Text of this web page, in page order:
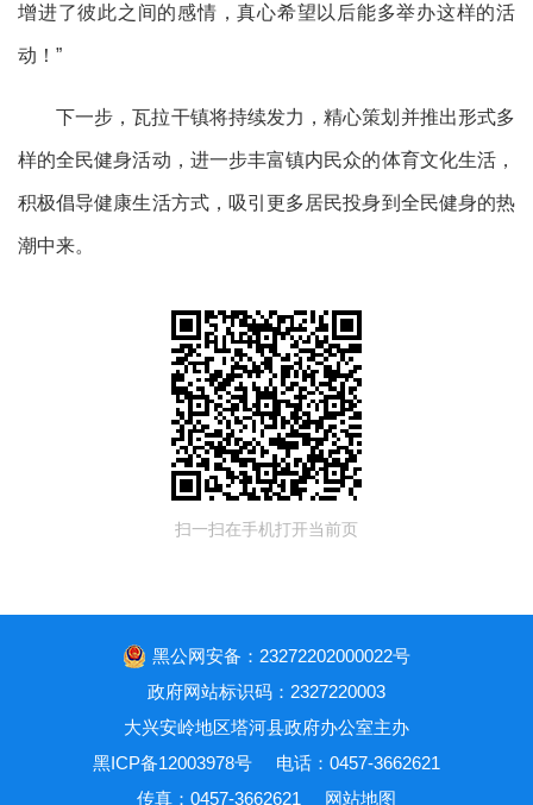
增进了彼此之间的感情，真心希望以后能多举办这样的活
动！”
下一步，瓦拉干镇将持续发力，精心策划并推出形式多
样的全民健身活动，进一步丰富镇内民众的体育文化生活，
积极倡导健康生活方式，吸引更多居民投身到全民健身的热
潮中来。
扫一扫在手机打开当前页
黑公网安备：23272202000022号
政府网站标识码：2327220003
大兴安岭地区塔河县政府办公室主办
黑ICP备12003978号
电话：0457-3662621
传真：0457-3662621
网站地图